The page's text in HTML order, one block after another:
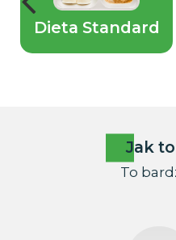
Dieta Standard
Jak to
To